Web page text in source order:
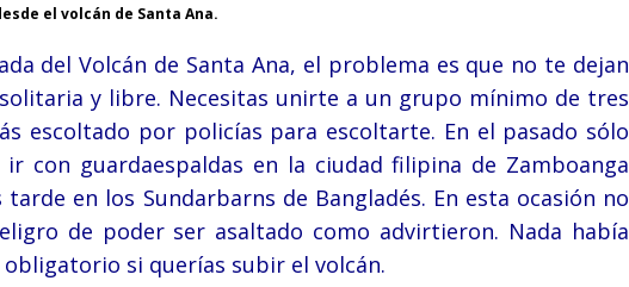
el volcán de Santa Ana.
del Volcán de Santa Ana, el problema es que no te dejan
y libre. Necesitas unirte a un grupo mínimo de tres
escoltado por policías para escoltarte. En el pasado sólo
con guardaespaldas en la ciudad filipina de Zamboanga
tarde en los Sundarbarns de Bangladés. En esta ocasión no
de poder ser asaltado como advirtieron. Nada había
si querías subir el volcán.